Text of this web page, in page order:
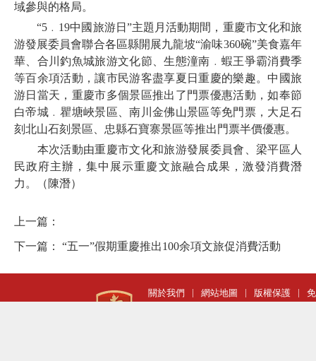
域參與的格局。
“5﹒19中國旅游日”主題月活動期間，重慶市文化和旅
游發展委員會聯合各區縣開展九龍坡“渝味360碗”美食嘉年
華、合川釣魚城旅游文化節、生態潼南﹒蝦王爭霸消費季
等百余項活動，讓市民游客盡享夏日重慶的樂趣。中國旅
游日當天，重慶市多個景區推出了門票優惠活動，如奉節
白帝城﹒瞿塘峽景區、南川金佛山景區等免門票，大足石
刻北山石刻景區、忠縣石寶寨景區等推出門票半價優惠。
本次活動由重慶市文化和旅游發展委員會、梁平區人
民政府主辦，集中展示重慶文旅融合成果，激發消費潛
力。（陳潛）
上一篇：
下一篇： “五一”假期重慶推出100余項文旅促消費活動